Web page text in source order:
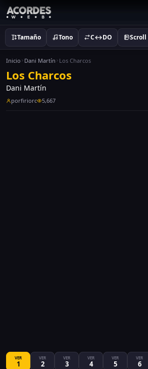
Tamaño Tono C↔DO Scroll
Inicio Dani Martín Los Charcos
Los Charcos
Dani Martín
porfiriorc 5,667
VER
1
VER
2
VER
3
VER
4
VER
5
VER
6